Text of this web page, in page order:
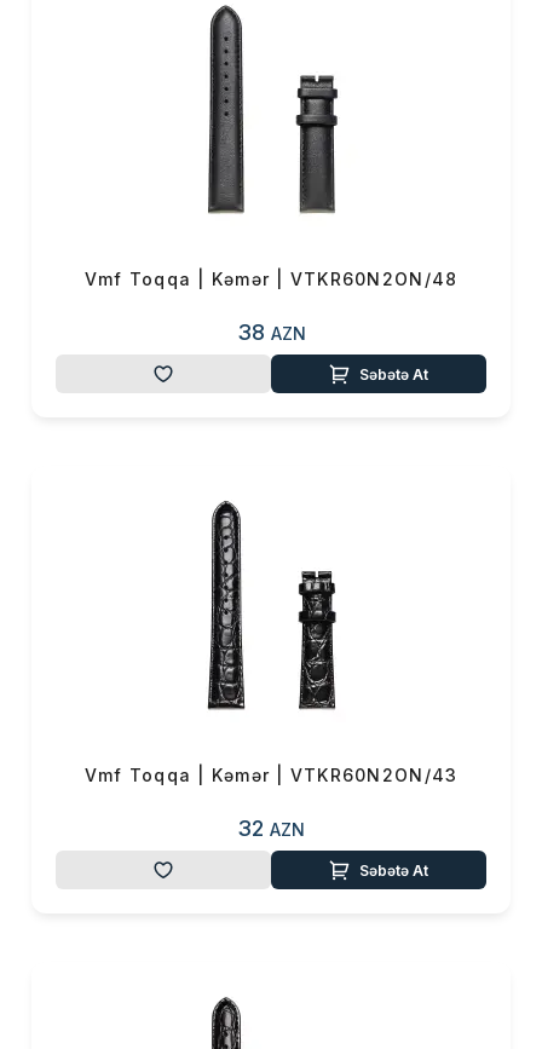
Vmf Toqqa | Kəmər | VTKR60N2ON/48
38 AZN
Səbətə At
Vmf Toqqa | Kəmər | VTKR60N2ON/43
32 AZN
Səbətə At